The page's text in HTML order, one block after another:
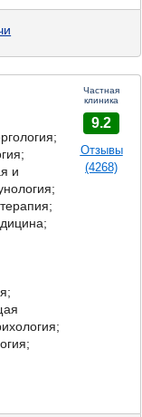
и
Частная
клиника
9.2
Отзывы
(4268)